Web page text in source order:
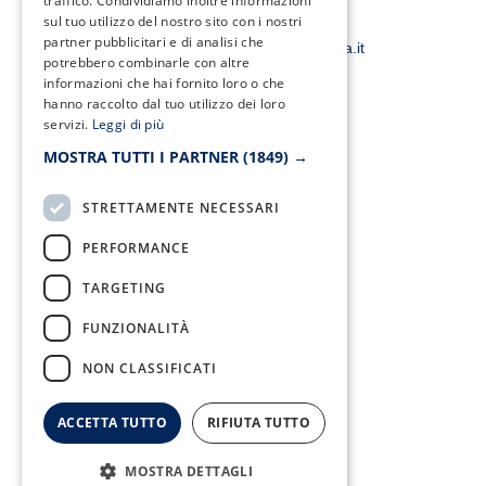
Telefono:
0823/322550
Fax:
Email:
smacampaniaspa@pec.it –info@smacampania.it
r r
a
m
e
sul tuo utilizzo del nostro sito con i nostri
partner pubblicitari e di analisi che
potrebbero combinarle con altre
informazioni che hai fornito loro o che
hanno raccolto dal tuo utilizzo dei loro
servizi. Leggi di più
MOSTRA TUTTI I PARTNER (1849) →
STRETTAMENTE NECESSARI
PERFORMANCE
TARGETING
FUNZIONALITÀ
NON CLASSIFICATI
ACCETTA TUTTO RIFIUTA TUTTO
MOSTRA DETTAGLI